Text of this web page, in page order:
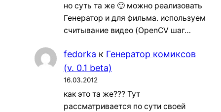
но суть та же 🙂 можно реализовать
Генератор и для фильма. используем
считывание видео (OpenCV шаг…
fedorka к Генератор комиксов
(v. 0.1 beta)
16.03.2012
как это та же??? Тут
рассматривается по сути своей